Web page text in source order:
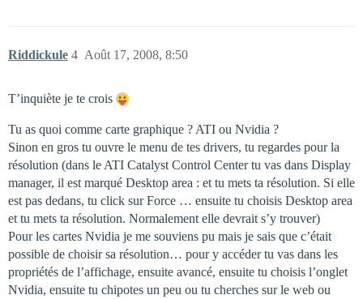
Riddickule Août 17, 2008, 8:50
4
T’inquiète je te crois
Tu as quoi comme carte graphique ? ATI ou Nvidia ?
Sinon en gros tu ouvre le menu de tes drivers, tu regardes pour la
résolution (dans le ATI Catalyst Control Center tu vas dans Display
manager, il est marqué Desktop area : et tu mets ta résolution. Si elle
est pas dedans, tu click sur Force … ensuite tu choisis Desktop area
et tu mets ta résolution. Normalement elle devrait s’y trouver)
Pour les cartes Nvidia je me souviens pu mais je sais que c’était
possible de choisir sa résolution… pour y accéder tu vas dans les
propriétés de l’affichage, ensuite avancé, ensuite tu choisis l’onglet
Nvidia, ensuite tu chipotes un peu ou tu cherches sur le web ou